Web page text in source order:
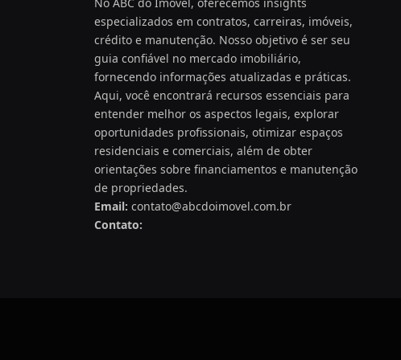
especializados em contratos, carreiras, imóveis,
crédito e manutenção. Nosso objetivo é ser seu
guia confiável no mercado imobiliário,
fornecendo informações atualizadas e práticas.
Aqui, você encontrará recursos essenciais para
entender melhor os aspectos legais, explorar
oportunidades profissionais, otimizar espaços
residenciais e comerciais, além de obter
orientações sobre financiamentos e manutenção
de propriedades.
Email: contato@abcdoimovel.com.br
Contato: